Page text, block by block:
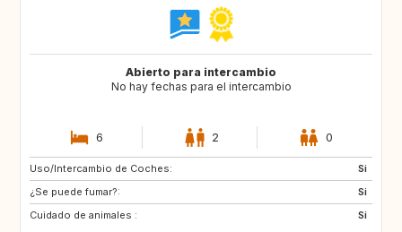
Abierto para intercambio
No hay fechas para el intercambio
6 2 0
Uso/Intercambio de Coches:
Si
¿Se puede fumar?:
Si
Cuidado de animales :
Si